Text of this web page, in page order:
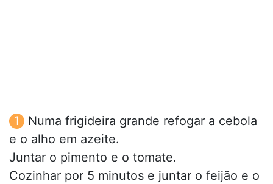
Numa frigideira grande refogar a cebola
e o alho em azeite.
Juntar o pimento e o tomate.
Cozinhar por 5 minutos e juntar o feijão e o